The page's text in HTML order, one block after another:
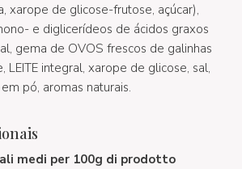
xarope de glicose-frutose, açúcar),
e diglicerídeos de ácidos graxos
gema de OVOS frescos de galinhas
LEITE integral, xarope de glicose, sal,
pó, aromas naturais.
medi per 100g di prodotto